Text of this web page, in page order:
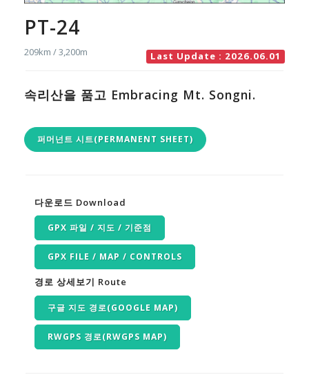
PT-24
209km / 3,200m Last Update : 2026.06.01
속리산을 품고 Embracing Mt. Songni.
퍼머넌트 시트(PERMANENT SHEET)
다운로드 Download
GPX 파일 / 지도 / 기준점
GPX FILE / MAP / CONTROLS
경로 상세보기 Route
구글 지도 경로(GOOGLE MAP)
RWGPS 경로(RWGPS MAP)